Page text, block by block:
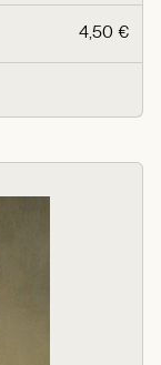
4,50 €